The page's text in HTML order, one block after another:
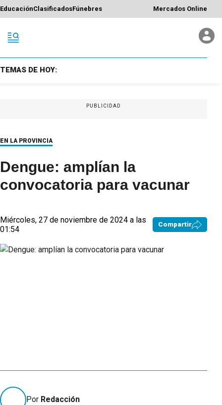
EducaciónClasificadosFúnebres Mercados Online
TEMAS DE HOY:
PUBLICIDAD
EN LA PROVINCIA
Dengue: amplían la
convocatoria para vacunar
Miércoles, 27 de noviembre de 2024 a las
01:54
Compartir
Por Redacción